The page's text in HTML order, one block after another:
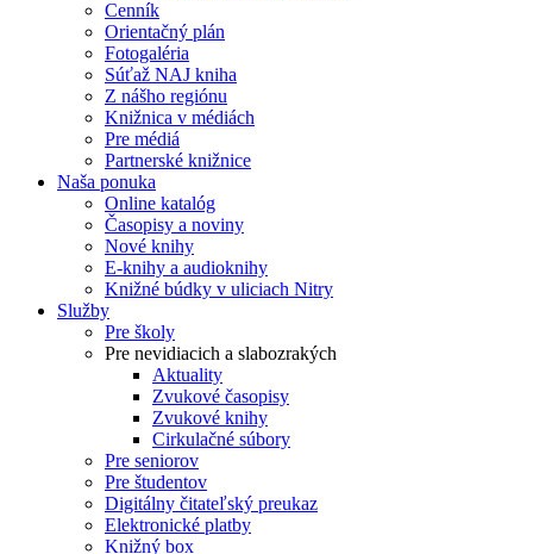
Cenník
Orientačný plán
Fotogaléria
Súťaž NAJ kniha
Z nášho regiónu
Knižnica v médiách
Pre médiá
Partnerské knižnice
Naša ponuka
Online katalóg
Časopisy a noviny
Nové knihy
E-knihy a audioknihy
Knižné búdky v uliciach Nitry
Služby
Pre školy
Pre nevidiacich a slabozrakých
Aktuality
Zvukové časopisy
Zvukové knihy
Cirkulačné súbory
Pre seniorov
Pre študentov
Digitálny čitateľský preukaz
Elektronické platby
Knižný box